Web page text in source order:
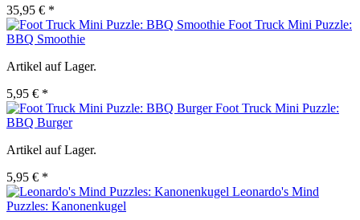
35,95 € *
Foot Truck Mini Puzzle:
BBQ Smoothie
Artikel auf Lager.
5,95 € *
Foot Truck Mini Puzzle:
BBQ Burger
Artikel auf Lager.
5,95 € *
Leonardo's Mind
Puzzles: Kanonenkugel